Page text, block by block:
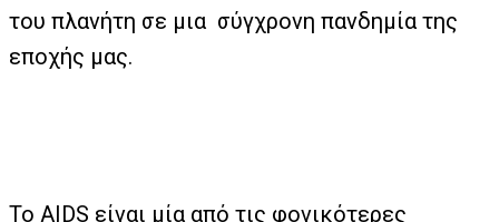
του πλανήτη σε μια σύγχρονη πανδημία της
εποχής μας.
Το AIDS είναι μία από τις φονικότερες